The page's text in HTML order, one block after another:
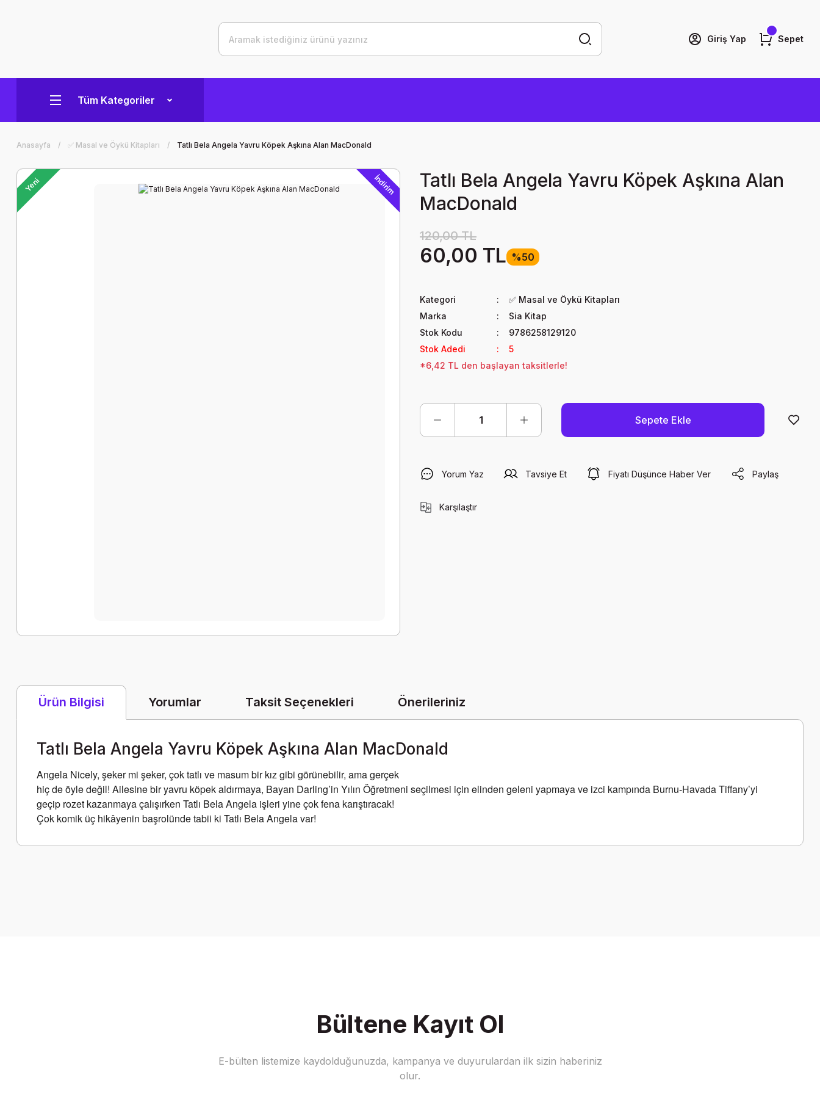
Giriş Yap Sepet
Tüm Kategoriler
Anasayfa ✅ Masal ve Öykü Kitapları Tatlı Bela Angela Yavru Köpek Aşkına Alan MacDonald
Yeni İndirim
Tatlı Bela Angela Yavru Köpek Aşkına Alan
MacDonald
120,00 TL
60,00 TL %50
Kategori
✅ Masal ve Öykü Kitapları
Marka
Sia Kitap
Stok Kodu
9786258129120
Stok Adedi
5
*6,42 TL den başlayan taksitlerle!
Sepete Ekle
Yorum Yaz Tavsiye Et Fiyatı Düşünce Haber Ver Paylaş
Karşılaştır
Ürün Bilgisi Yorumlar Taksit Seçenekleri Önerileriniz
Tatlı Bela Angela Yavru Köpek Aşkına Alan MacDonald
Angela Nicely, şeker mi şeker, çok tatlı ve masum bir kız gibi görünebilir, ama gerçek
hiç de öyle değil! Ailesine bir yavru köpek aldırmaya, Bayan Darling’in Yılın Öğretmeni seçilmesi için elinden geleni yapmaya ve izci kampında Burnu-Havada Tiffany’yi
geçip rozet kazanmaya çalışırken Tatlı Bela Angela işleri yine çok fena karıştıracak!
Çok komik üç hikâyenin başrolünde tabii ki Tatlı Bela Angela var!
Gönder
Bültene Kayıt Ol
E-bülten listemize kaydolduğunuzda, kampanya ve duyurulardan ilk sizin haberiniz
olur.